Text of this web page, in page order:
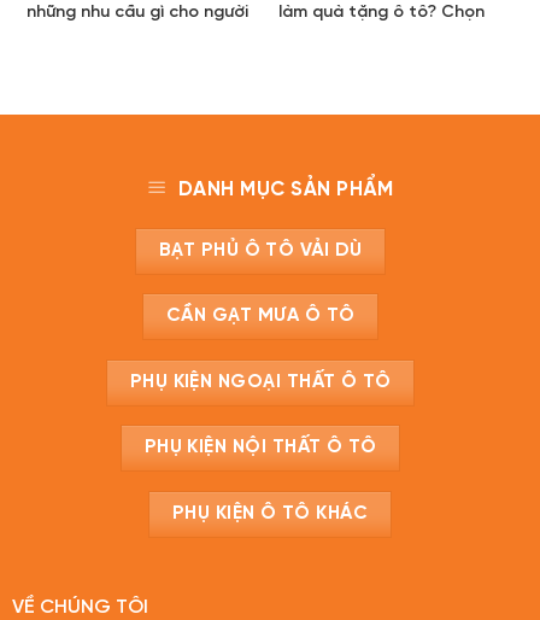
những nhu cầu gì cho người
làm quà tặng ô tô? Chọn
DANH MỤC SẢN PHẨM
BẠT PHỦ Ô TÔ VẢI DÙ
CẦN GẠT MƯA Ô TÔ
PHỤ KIỆN NGOẠI THẤT Ô TÔ
PHỤ KIỆN NỘI THẤT Ô TÔ
PHỤ KIỆN Ô TÔ KHÁC
VỀ CHÚNG TÔI